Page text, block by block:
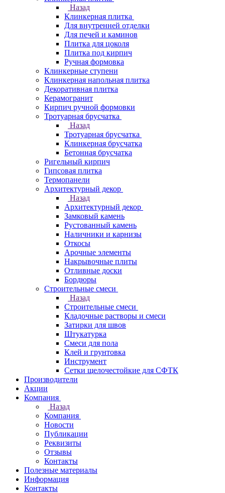
Назад
Клинкерная плитка
Для внутренней отделки
Для печей и каминов
Плитка для цоколя
Плитка под кирпич
Ручная формовка
Клинкерные ступени
Клинкерная напольная плитка
Декоративная плитка
Керамогранит
Кирпич ручной формовки
Тротуарная брусчатка
Назад
Тротуарная брусчатка
Клинкерная брусчатка
Бетонная брусчатка
Ригельный кирпич
Гипсовая плитка
Термопанели
Архитектурный декор
Назад
Архитектурный декор
Замковый камень
Рустованный камень
Наличники и карнизы
Откосы
Арочные элементы
Накрывочные плиты
Отливные доски
Бордюры
Строительные смеси
Назад
Строительные смеси
Кладочные растворы и смеси
Затирки для швов
Штукатурка
Смеси для пола
Клей и грунтовка
Инструмент
Сетки щелочестойкие для СФТК
Производители
Акции
Компания
Назад
Компания
Новости
Публикации
Реквизиты
Отзывы
Контакты
Полезные материалы
Информация
Контакты